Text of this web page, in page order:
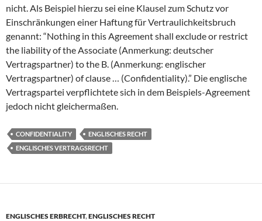
nicht. Als Beispiel hierzu sei eine Klausel zum Schutz vor
Einschränkungen einer Haftung für Vertraulichkeitsbruch
genannt: “Nothing in this Agreement shall exclude or restrict
the liability of the Associate (Anmerkung: deutscher
Vertragspartner) to the B. (Anmerkung: englischer
Vertragspartner) of clause … (Confidentiality).” Die englische
Vertragspartei verpflichtete sich in dem Beispiels-Agreement
jedoch nicht gleichermaßen.
CONFIDENTIALITY
ENGLISCHES RECHT
ENGLISCHES VERTRAGSRECHT
ENGLISCHES ERBRECHT,ENGLISCHES RECHT